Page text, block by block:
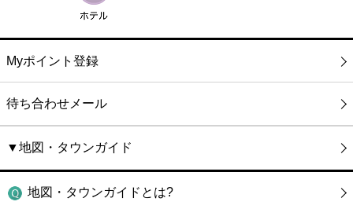
Myポイント登録
待ち合わせメール
▼地図・タウンガイド
地図・タウンガイドとは?